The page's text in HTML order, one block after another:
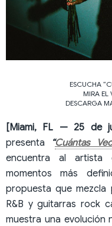
ESCUCHA
MIRA EL
DESCARGA
[Miami, FL — 25 de
presenta
“Cuántas
encuentra al artista
momentos más
propuesta que mezcla
R&B y guitarras rock
muestra una evolución